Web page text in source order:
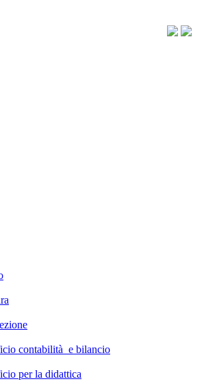
contabilità e bilancio
per la didattica